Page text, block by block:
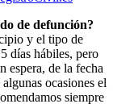
de defunción?
y el tipo de
días hábiles, pero
espera, de la fecha
ocasiones el
siempre